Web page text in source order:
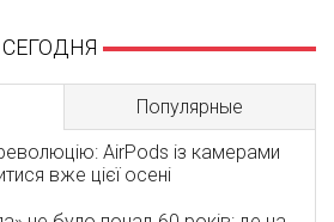
Популярные
AirPods із камерами
вже цієї осені